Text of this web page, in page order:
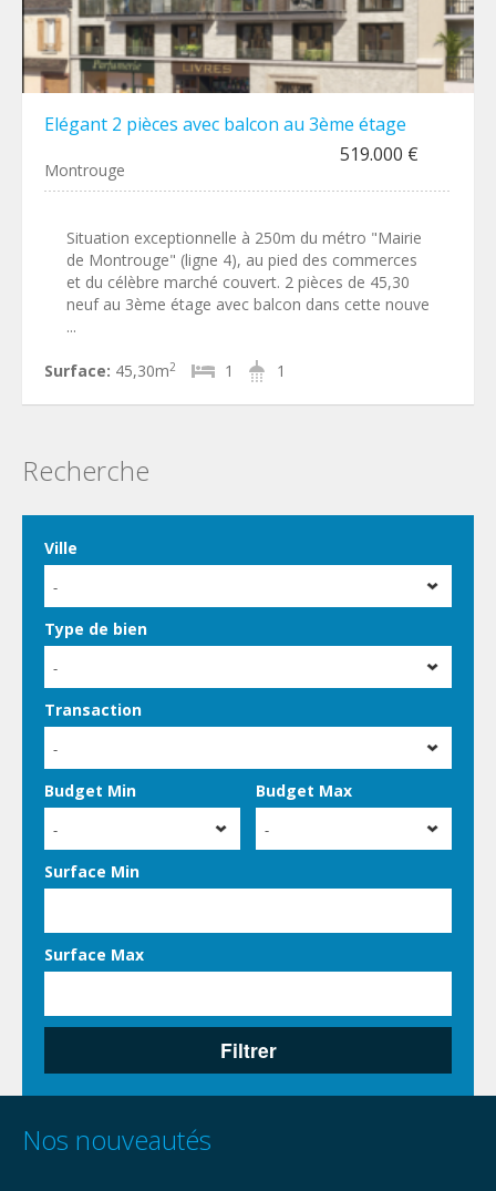
Elégant 2 pièces avec balcon au 3ème étage
519.000 €
Montrouge
Situation exceptionnelle à 250m du métro "Mairie
de Montrouge" (ligne 4), au pied des commerces
et du célèbre marché couvert. 2 pièces de 45,30
neuf au 3ème étage avec balcon dans cette nouve
...
Surface: 45,30m2 1 1
Recherche
Ville
-
Type de bien
-
Transaction
-
Budget Min
-
Budget Max
-
Surface Min
Surface Max
Filtrer
Nos nouveautés